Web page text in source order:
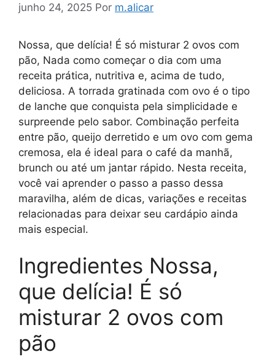
junho 24, 2025 Por m.alicar
Nossa, que delícia! É só misturar 2 ovos com
pão, Nada como começar o dia com uma
receita prática, nutritiva e, acima de tudo,
deliciosa. A torrada gratinada com ovo é o tipo
de lanche que conquista pela simplicidade e
surpreende pelo sabor. Combinação perfeita
entre pão, queijo derretido e um ovo com gema
cremosa, ela é ideal para o café da manhã,
brunch ou até um jantar rápido. Nesta receita,
você vai aprender o passo a passo dessa
maravilha, além de dicas, variações e receitas
relacionadas para deixar seu cardápio ainda
mais especial.
Ingredientes Nossa,
que delícia! É só
misturar 2 ovos com
pão